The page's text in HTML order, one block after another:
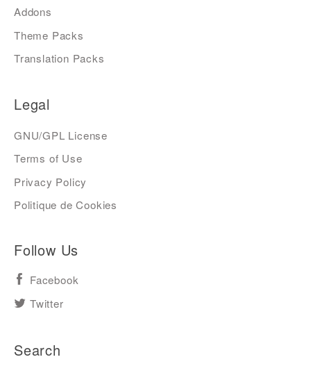
Addons
Theme Packs
Translation Packs
Legal
GNU/GPL License
Terms of Use
Privacy Policy
Politique de Cookies
Follow Us
Facebook
Twitter
Search